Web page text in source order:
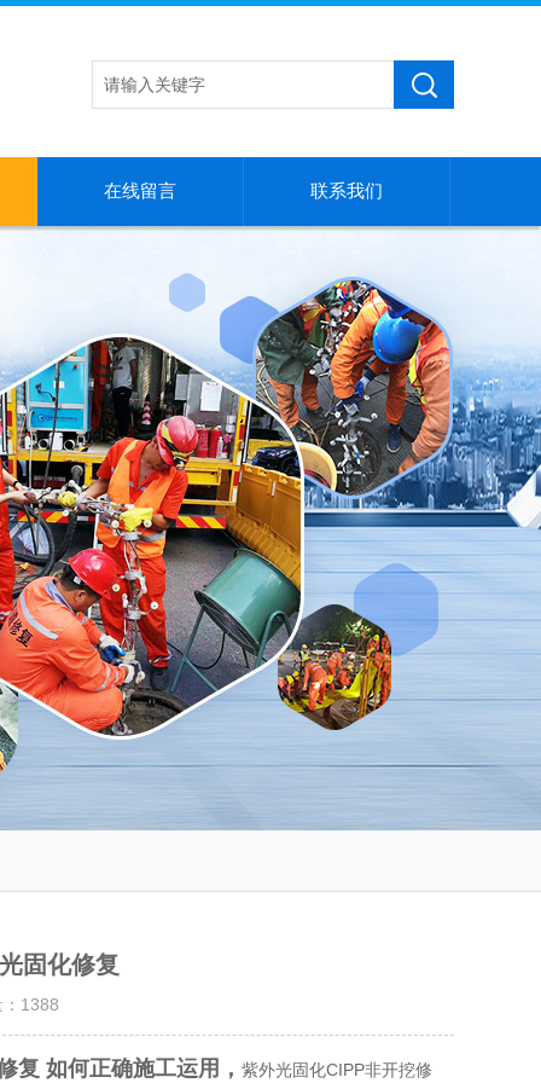
在线留言 联系我们
固化修复
1388
复 如何正确施工运用， 紫外光固化CIPP非开挖修